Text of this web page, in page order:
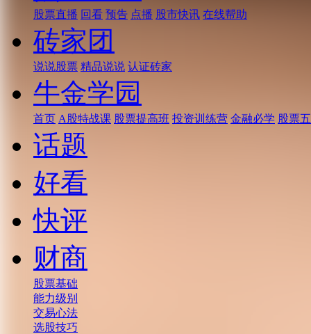
股票直播 回看 预告 点播 股市快讯 在线帮助
砖家团
说说股票 精品说说 认证砖家
牛金学园
首页 A股特战课 股票提高班 投资训练营 金融必学 股票
话题
好看
快评
财商
股票基础
能力级别
交易心法
选股技巧